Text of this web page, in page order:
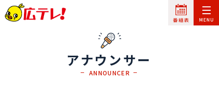
アナウンサー
ANNOUNCER